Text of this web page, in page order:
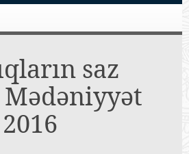
saz
Mədəniyyət